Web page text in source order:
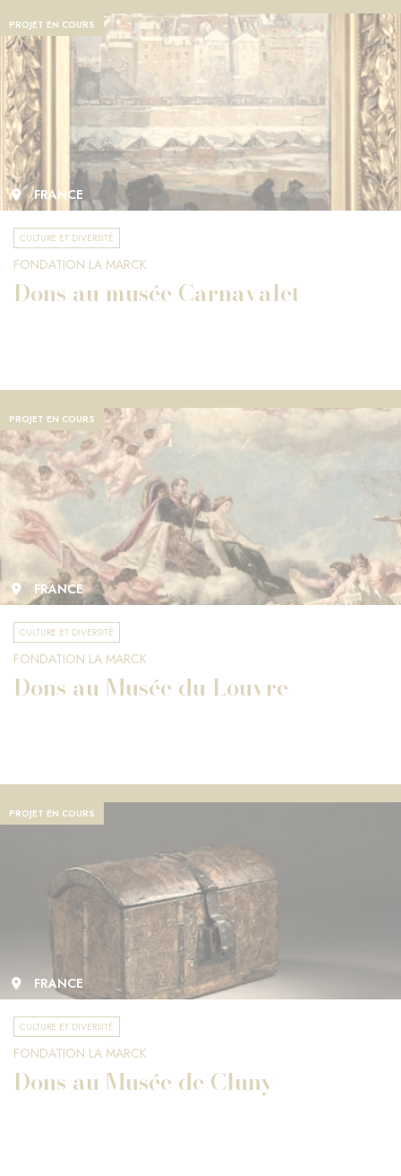
PROJET EN COURS
FRANCE
CULTURE ET DIVERSITÉ
FONDATION LA MARCK
Dons au musée Carnavalet
PROJET EN COURS
FRANCE
CULTURE ET DIVERSITÉ
FONDATION LA MARCK
Dons au Musée du Louvre
PROJET EN COURS
FRANCE
CULTURE ET DIVERSITÉ
FONDATION LA MARCK
Dons au Musée de Cluny